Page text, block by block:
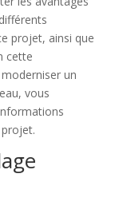
projet, ainsi que
cette
un
vous